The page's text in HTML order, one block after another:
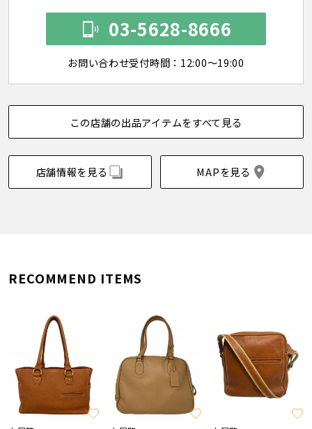
03-5628-8666
お問い合わせ受付時間：12:00～19:00
この店舗の出品アイテムをすべて見る
店舗情報を見る MAPを見る
RECOMMEND ITEMS